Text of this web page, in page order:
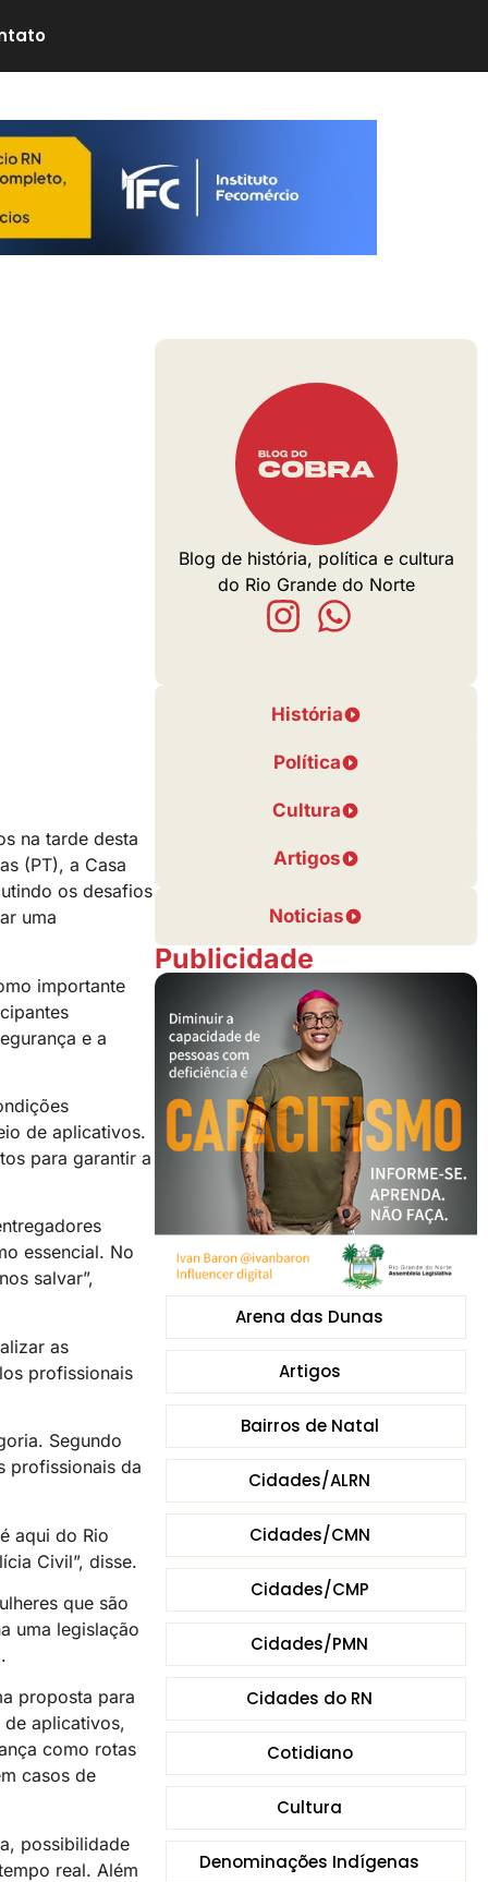
Blog de história, política e cultura
do Rio Grande do Norte
História
Política
Cultura
Artigos
Noticias
Publicidade
Arena das Dunas
Artigos
Bairros de Natal
Cidades/ALRN
Cidades/CMN
Cidades/CMP
Cidades/PMN
Cidades do RN
Cotidiano
Cultura
Denominações Indígenas
na tarde desta
(PT), a Casa
os desafios
uma
importante
e a
de aplicativos.
para garantir a
essencial. No
salvar”,
as
profissionais
Segundo
profissionais da
aqui do Rio
Civil”, disse.
que são
uma legislação
proposta para
de aplicativos,
como rotas
casos de
possibilidade
real. Além